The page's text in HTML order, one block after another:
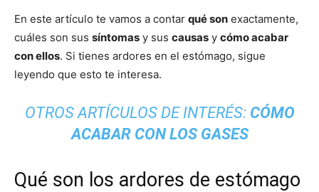
En este artículo te vamos a contar qué son exactamente,
cuáles son sus síntomas y sus causas y cómo acabar
con ellos. Si tienes ardores en el estómago, sigue
leyendo que esto te interesa.
OTROS ARTÍCULOS DE INTERÉS: CÓMO
ACABAR CON LOS GASES
Qué son los ardores de estómago